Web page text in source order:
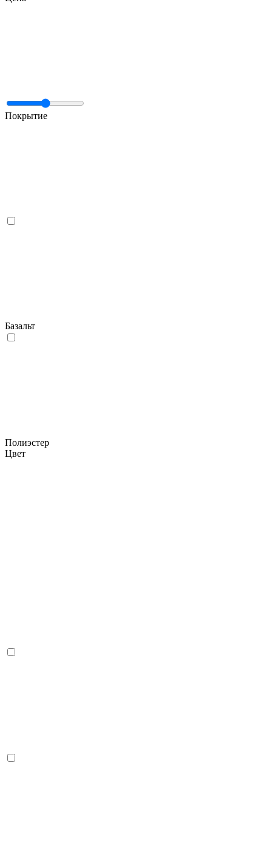
Покрытие
Базальт
Полиэстер
Цвет